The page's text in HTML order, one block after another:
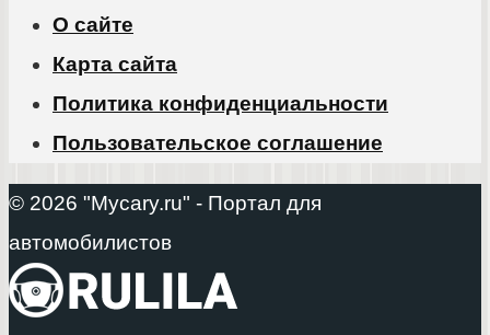
О сайте
Карта сайта
Политика конфиденциальности
Пользовательское соглашение
© 2026 "Mycary.ru" - Портал для
автомобилистов